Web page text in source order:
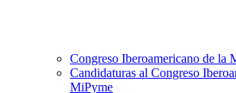
Congreso Iberoamericano de la
Candidaturas al Congreso
MiPyme